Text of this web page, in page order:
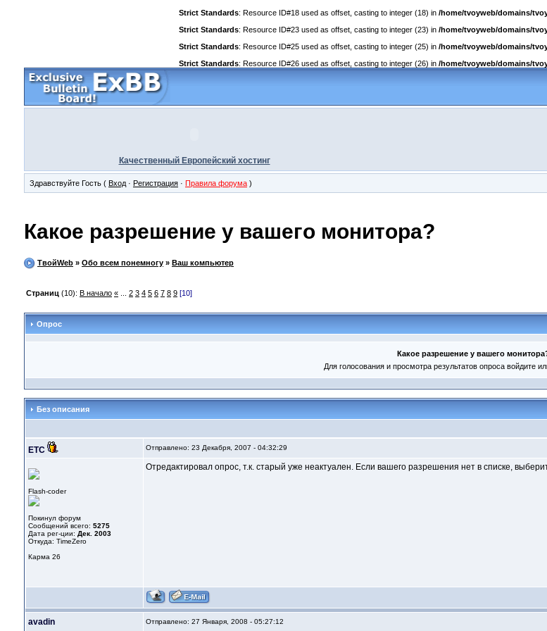
Strict Standards: Resource ID#18 used as offset, casting to integer (18) in /home/tvoyweb/domains/
Strict Standards: Resource ID#23 used as offset, casting to integer (23) in /home/tvoyweb/domains/
Strict Standards: Resource ID#25 used as offset, casting to integer (25) in /home/tvoyweb/domains/
Strict Standards: Resource ID#26 used as offset, casting to integer (26) in /home/tvoyweb/domains/
Качественный Европейский хостинг
Здравствуйте Гость ( Вход · Регистрация · Правила форума )
Какое разрешение у вашего монитора?
ТвойWeb » Обо всем понемногу » Ваш компьютер
Страниц (10): В начало « 2 3 4 5 6 7 8 9 [10]
Опрос
Какое разрешение у вашего
Для голосования и просмотра результатов опроса войдите
Без описания
ETC Отправлено: 23 Декабря, 2007 - 04:32:29
Flash-coder
Покинул форум
Сообщений всего: 5275
Дата рег-ции: Дек. 2003
Откуда: TimeZero
Карма 26
Отредактировал опрос, т.к. старый уже неактуален. Если вашего разрешения нет в списке,
avadin Отправлено: 27 Января, 2008 - 05:27:12